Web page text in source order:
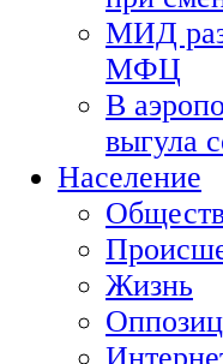
МИД
МФЦ
В
выгула
Население
Жизнь